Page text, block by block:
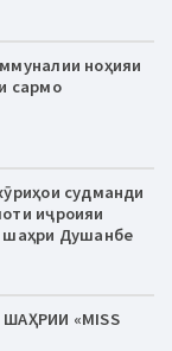
ноҳияи
сармо
судманди
иҷроияи
шаҳри Душанбе
«MISS